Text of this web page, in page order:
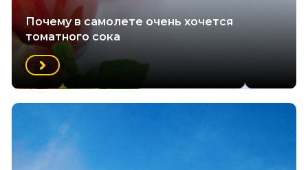
Почему в самолете очень хочется
томатного сока